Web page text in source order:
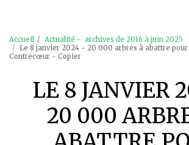
Accueil
Actualité - archives de 2016 à juin 2025
Le 8 janvier 2024 - 20 000 arbres à abattre
Contrecœur - Copier
LE 8 JANVIER
20 000